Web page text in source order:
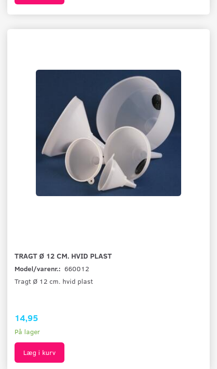
TRAGT Ø 12 CM. HVID PLAST
Model/varenr.: 660012
Tragt Ø 12 cm. hvid plast
14,95
På lager
Læg i kurv